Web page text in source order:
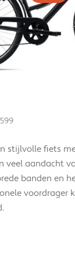
stijlvolle fiets
veel aandacht
banden en
voordrager